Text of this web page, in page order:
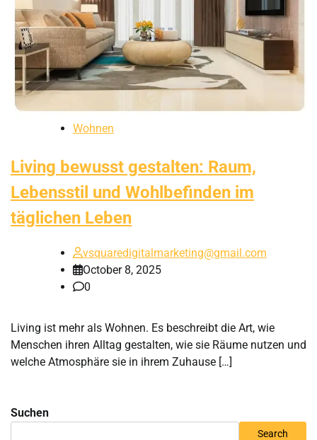
Wohnen
Living bewusst gestalten: Raum,
Lebensstil und Wohlbefinden im
täglichen Leben
vsquaredigitalmarketing@gmail.com
October 8, 2025
0
Living ist mehr als Wohnen. Es beschreibt die Art, wie
Menschen ihren Alltag gestalten, wie sie Räume nutzen und
welche Atmosphäre sie in ihrem Zuhause […]
Suchen
Search